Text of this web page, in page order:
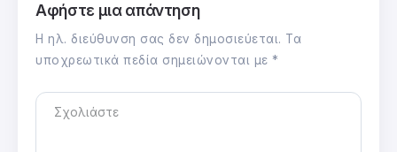
Αφήστε μια απάντηση
Η ηλ. διεύθυνση σας δεν δημοσιεύεται. Τα
υποχρεωτικά πεδία σημειώνονται με *